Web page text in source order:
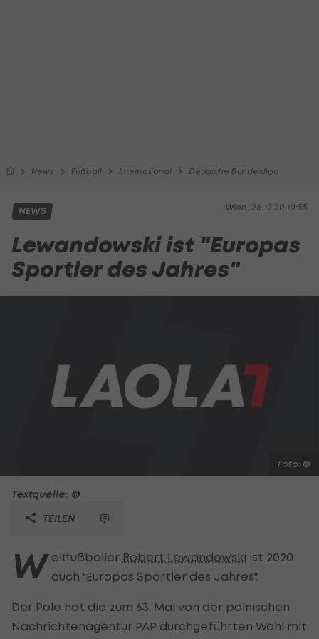
News Fußball International Deutsche Bundesliga
Wien, 26.12.20 10:55
NEWS
Lewandowski ist "Europas
Sportler des Jahres"
Foto: ©
Textquelle: ©
TEILEN
W eltfußballer Robert Lewandowski ist 2020
auch "Europas Sportler des Jahres".
Der Pole hat die zum 63. Mal von der polnischen
Nachrichtenagentur PAP durchgeführten Wahl mit